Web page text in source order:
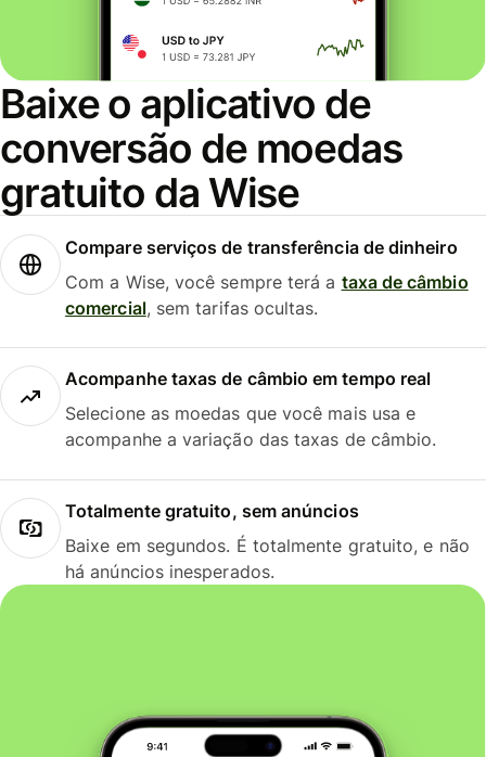
Baixe o aplicativo de
conversão de moedas
gratuito da Wise
Compare serviços de transferência de dinheiro
Com a Wise, você sempre terá a taxa de câmbio
comercial, sem tarifas ocultas.
Acompanhe taxas de câmbio em tempo real
Selecione as moedas que você mais usa e
acompanhe a variação das taxas de câmbio.
Totalmente gratuito, sem anúncios
Baixe em segundos. É totalmente gratuito, e não
há anúncios inesperados.